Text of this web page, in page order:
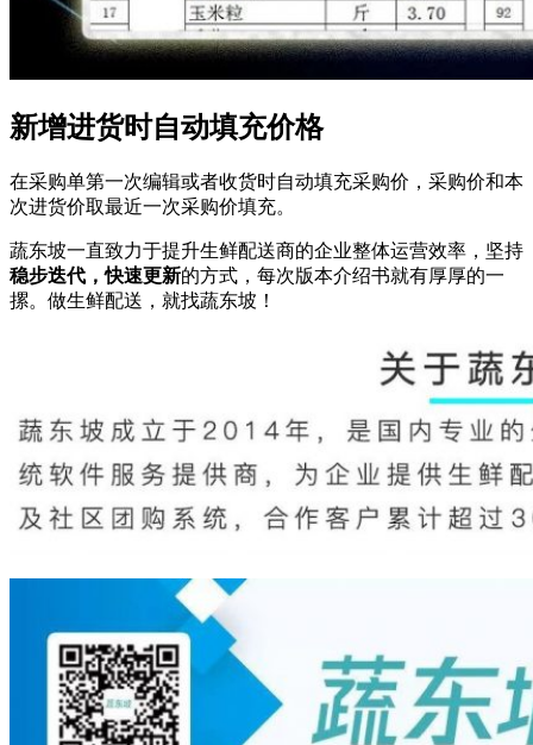
新增进货时自动填充价格
在采购单第一次编辑或者收货时自动填充采购价，采购价和本
次进货价取最近一次采购价填充。
蔬东坡一直致力于提升生鲜配送商的企业整体运营效率，坚持
稳步迭代，快速更新的方式，每次版本介绍书就有厚厚的一
摞。做生鲜配送，就找蔬东坡！